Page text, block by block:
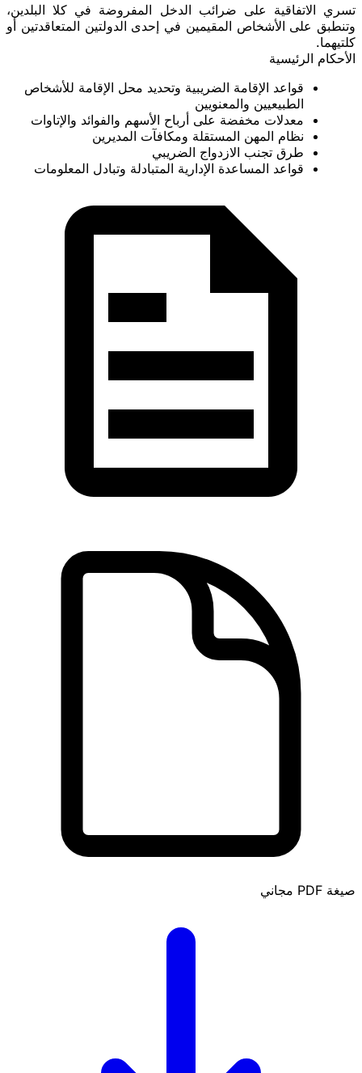
تسري الاتفاقية على ضرائب الدخل المفروضة في كلا البلدين،
وتنطبق على الأشخاص المقيمين في إحدى الدولتين المتعاقدتين أو
كلتيهما.
الأحكام الرئيسية
قواعد الإقامة الضريبية وتحديد محل الإقامة للأشخاص
الطبيعيين والمعنويين
معدلات مخفضة على أرباح الأسهم والفوائد والإتاوات
نظام المهن المستقلة ومكافآت المديرين
طرق تجنب الازدواج الضريبي
قواعد المساعدة الإدارية المتبادلة وتبادل المعلومات
صيغة PDF مجاني